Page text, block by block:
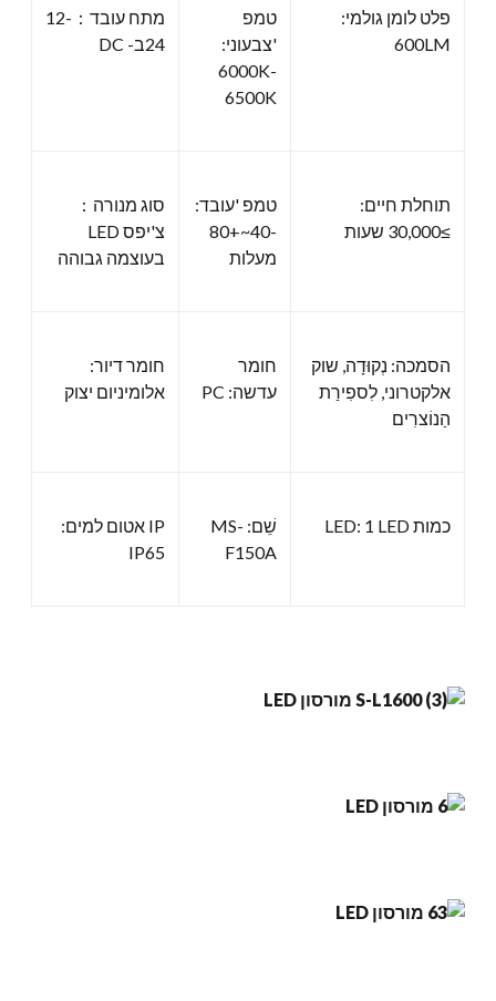
פלט לומן גולמי:
600LM
טמפ
'צבעוני:
6000K-
6500K
מתח עובד：12-
24ב- DC
תוחלת חיים:
≥30,000 שעות
טמפ 'עובד:
-40~+80
מעלות
סוג מנורה：
צ'יפס LED
בעוצמה גבוהה
הסמכה: נְקוּדָה, שוק
אלקטרוני, לִספִירַת
הַנוֹצרִים
חומר
עדשה: PC
חומר דיור:
אלומיניום יצוק
כמות LED: 1 LED
שֵׁם: MS-
F150A
IP אטום למים:
IP65